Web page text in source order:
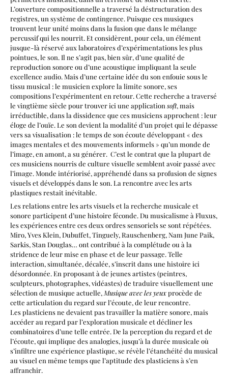
L’ouverture compositionnelle a traversé la déstructuration des
registres, un système de contingence. Puisque ces musiques
trouvent leur unité moins dans la fusion que dans le mélange
percussif qui les nourrit. Et considèrent, pour cela, un élément
jusque-là réservé aux laboratoires d’expérimentations les plus
pointues, le son. Il ne s’agit pas, bien sûr, d’une qualité de
reproduction sonore ou d’une acoustique impliquant la seule
excellence audio. Mais d’une certaine idée du son enfouie sous le
tissu musical : le musicien explore la limite sonore, ses
compositions l’expérimentent en retour. Cette recherche a traversé
le vingtième siècle pour trouver ici une application soft, mais
irréductible, dans la dissidence que ces musiciens approchent : leur
éloge de l’ouïe. Le son devient la modalité d’un projet qui le dépasse
vers sa visualisation : le temps de son écoute développant « des
images mentales et des mouvements informels » qu’un monde de
l’image, en amont, a su générer. C’est le contrat que la plupart de
ces musiciens nourris de culture visuelle semblent avoir passé avec
l’image. Monde intériorisé, appréhendé dans sa profusion de signes
visuels et développés dans le son. La rencontre avec les arts
plastiques restait inévitable.
Les relations entre les arts visuels et la recherche musicale et
sonore participent d’une histoire féconde. Du musicalisme à Fluxus,
les expériences entre ces deux ordres sensoriels se sont répétées.
Miro, Yves Klein, Dubuffet, Tinguely, Rauschenberg, Nam June Paik,
Sarkis, Stan Douglas… ont contribué à la complétude ou à la
stridence de leur mise en phase et de leur passage. Telle
interaction, simultanée, décalée, s’inscrit dans une histoire ici
désordonnée. En proposant à de jeunes artistes (peintres,
sculpteurs, photographes, vidéastes) de traduire visuellement une
sélection de musique actuelle, Musique avec les yeuxprocède de
cette articulation du regard sur l’écoute, de leur rencontre.
Les plasticiens ne devaient pas travailler la matière sonore, mais
accéder au regard par l’exploration musicale et décliner les
combinatoires d’une telle entrée. De la perception du regard et de
l’écoute, qui implique des analogies, jusqu’à la durée musicale où
s’infiltre une expérience plastique, se révèle l’étanchéité du musical
au visuel en même temps que l’aptitude des plasticiens à s’en
affranchir.